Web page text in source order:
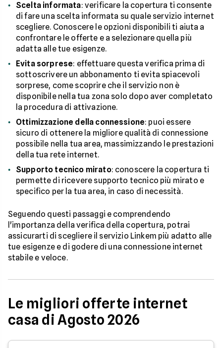
Scelta informata: verificare la copertura ti consente
di fare una scelta informata su quale servizio internet
scegliere. Conoscere le opzioni disponibili ti aiuta a
confrontare le offerte e a selezionare quella più
adatta alle tue esigenze.
Evita sorprese: effettuare questa verifica prima di
sottoscrivere un abbonamento ti evita spiacevoli
sorprese, come scoprire che il servizio non è
disponibile nella tua zona solo dopo aver completato
la procedura di attivazione.
Ottimizzazione della connessione: puoi essere
sicuro di ottenere la migliore qualità di connessione
possibile nella tua area, massimizzando le prestazioni
della tua rete internet.
Supporto tecnico mirato: conoscere la copertura ti
permette di ricevere supporto tecnico più mirato e
specifico per la tua area, in caso di necessità.
Seguendo questi passaggi e comprendendo
l'importanza della verifica della copertura, potrai
assicurarti di scegliere il servizio Linkem più adatto alle
tue esigenze e di godere di una connessione internet
stabile e veloce.
Le migliori offerte internet
casa di Agosto 2026